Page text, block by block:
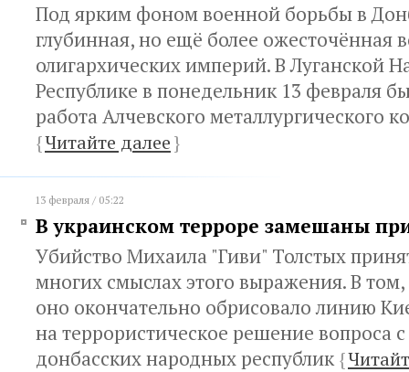
Под ярким фоном военной борьбы в
глубинная, но ещё более ожесточённая
олигархических империй. В Луганской
Республике в понедельник 13 февраля
работа Алчевского металлургического
{Читайте далее}
13 февраля / 05:22
В украинском терроре замешаны
Убийство Михаила "Гиви" Толстых
многих смыслах этого выражения. В
оно окончательно обрисовало линию
на террористическое решение вопроса
донбасских народных республик{